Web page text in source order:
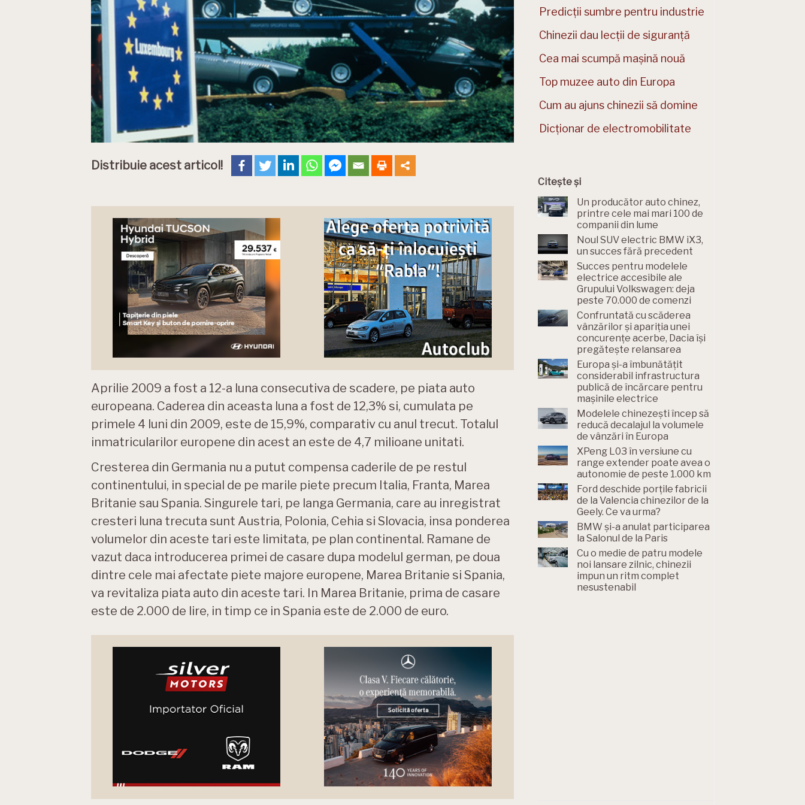
Distribuie acest articol!
Aprilie 2009 a fost a 12-a luna consecutiva de scadere, pe piata auto
europeana. Caderea din aceasta luna a fost de 12,3% si, cumulata pe
primele 4 luni din 2009, este de 15,9%, comparativ cu anul trecut. Totalul
inmatricularilor europene din acest an este de 4,7 milioane unitati.
Cresterea din Germania nu a putut compensa caderile de pe restul
continentului, in special de pe marile piete precum Italia, Franta, Marea
Britanie sau Spania. Singurele tari, pe langa Germania, care au inregistrat
cresteri luna trecuta sunt Austria, Polonia, Cehia si Slovacia, insa ponderea
volumelor din aceste tari este limitata, pe plan continental. Ramane de
vazut daca introducerea primei de casare dupa modelul german, pe doua
dintre cele mai afectate piete majore europene, Marea Britanie si Spania,
va revitaliza piata auto din aceste tari. In Marea Britanie, prima de casare
este de 2.000 de lire, in timp ce in Spania este de 2.000 de euro.
Predicții sumbre pentru industrie
Chinezii dau lecții de siguranță
Cea mai scumpă mașină nouă
Top muzee auto din Europa
Cum au ajuns chinezii să domine
Dicționar de electromobilitate
Citește și
Un producător auto chinez,
printre cele mai mari 100 de
companii din lume
Noul SUV electric BMW iX3,
un succes fără precedent
Succes pentru modelele
electrice accesibile ale
Grupului Volkswagen: deja
peste 70.000 de comenzi
Confruntată cu scăderea
vânzărilor și apariția unei
concurențe acerbe, Dacia își
pregătește relansarea
Europa și-a îmbunătățit
considerabil infrastructura
publică de încărcare pentru
mașinile electrice
Modelele chinezești încep să
reducă decalajul la volumele
de vânzări în Europa
XPeng L03 în versiune cu
range extender poate avea o
autonomie de peste 1.000 km
Ford deschide porțile fabricii
de la Valencia chinezilor de la
Geely. Ce va urma?
BMW și-a anulat participarea
la Salonul de la Paris
Cu o medie de patru modele
noi lansare zilnic, chinezii
impun un ritm complet
nesustenabil